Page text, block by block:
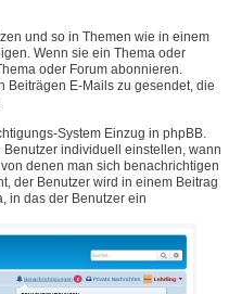
und so in Themen wie in einem
Wenn sie ein Thema oder
oder Forum abonnieren.
Beiträgen E-Mails zu gesendet, die
System Einzug in phpBB.
individuell einstellen, wann
denen man sich benachrichtigen
der Benutzer wird in einem Beitrag
in das der Benutzer ein